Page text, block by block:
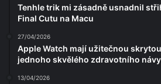
Tenhle trik mi zásadně usnadnil
Final Cutu na Macu
27/04/2026
Apple Watch mají užitečnou
jednoho skvělého zdravotního
13/04/2026